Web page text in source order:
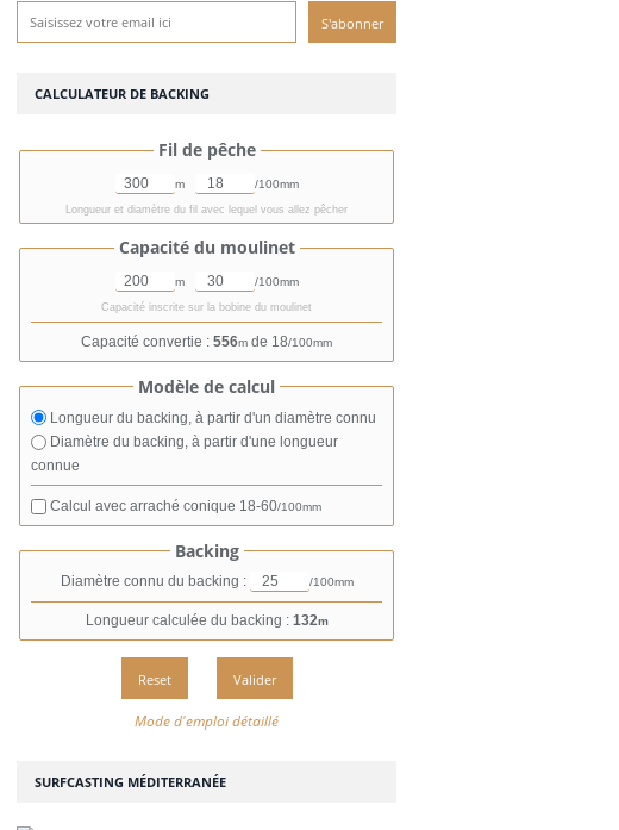
SURFCASTING MÉDITERRANÉE
CALCULATEUR DE BACKING
Fil de pêche
m /100mm
Longueur et diamètre du fil avec lequel vous allez pêcher
Capacité du moulinet
m /100mm
Capacité inscrite sur la bobine du moulinet
Capacité convertie : 556m de 18/100mm
Modèle de calcul
Longueur du backing, à partir d'un diamètre connu
Diamètre du backing, à partir d'une longueur
connue
Calcul avec arraché conique 18-60/100mm
Backing
Diamètre connu du backing : /100mm
Longueur calculée du backing : 132m
Mode d'emploi détaillé